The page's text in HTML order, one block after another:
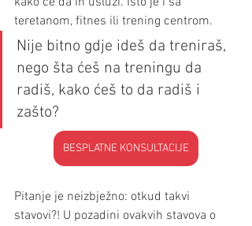
teretanom, fitnes ili trening centrom.
Nije bitno gdje ideš da treniraš,
nego šta ćeš na treningu da
radiš, kako ćeš to da radiš i
zašto?
BESPLATNE KONSULTACIJE
Pitanje je neizbježno: otkud takvi
stavovi?! U pozadini ovakvih stavova o